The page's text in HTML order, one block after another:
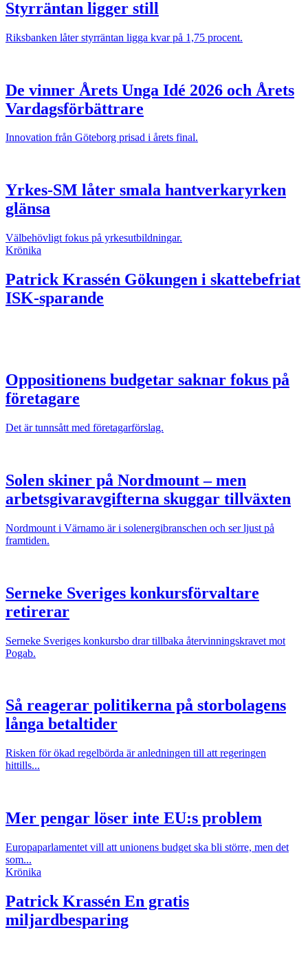
Styrräntan ligger still
Riksbanken låter styrräntan ligga kvar på 1,75 procent.
De vinner Årets Unga Idé 2026 och Årets
Vardagsförbättrare
Innovation från Göteborg prisad i årets final.
Yrkes-SM låter smala hantverkaryrken
glänsa
Välbehövligt fokus på yrkesutbildningar.
Krönika
Patrick Krassén Gökungen i skattebefriat
ISK-sparande
Oppositionens budgetar saknar fokus på
företagare
Det är tunnsått med företagarförslag.
Solen skiner på Nordmount – men
arbetsgivaravgifterna skuggar tillväxten
Nordmount i Värnamo är i solenergibranschen och ser ljust på
framtiden.
Serneke Sveriges konkursförvaltare
retirerar
Serneke Sveriges konkursbo drar tillbaka återvinningskravet mot
Pogab.
Så reagerar politikerna på storbolagens
långa betaltider
Risken för ökad regelbörda är anledningen till att regeringen
hittills...
Mer pengar löser inte EU:s problem
Europaparlamentet vill att unionens budget ska bli större, men det
som...
Krönika
Patrick Krassén En gratis
miljardbesparing